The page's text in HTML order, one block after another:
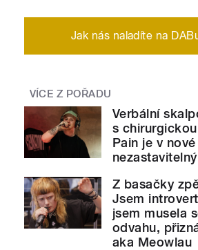
Jak nás naladíte na
VÍCE Z POŘADU
Verbální
s
Pain je v
nezastavitelný
Z basačky
Jsem
jsem musela
odvahu,
aka Meowlau